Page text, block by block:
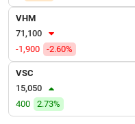
VHM
71,100
-1,900
-2.60%
VSC
15,050
400
2.73%
BẤT
ĐỘNG
SẢN
Mã